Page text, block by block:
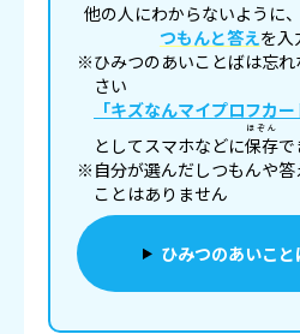
他の人にわからないように、
つもんと答えを入
※ひみつのあいことばは忘
さい
「キズなんマイプロフカー
としてスマホなどに保存
ほぞん
で
※自分が選んだしつもんや答
ことはありません
ひみつのあいこと